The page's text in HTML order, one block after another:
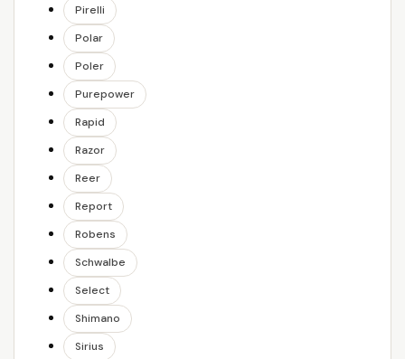
Pirelli
Polar
Poler
Purepower
Rapid
Razor
Reer
Report
Robens
Schwalbe
Select
Shimano
Sirius